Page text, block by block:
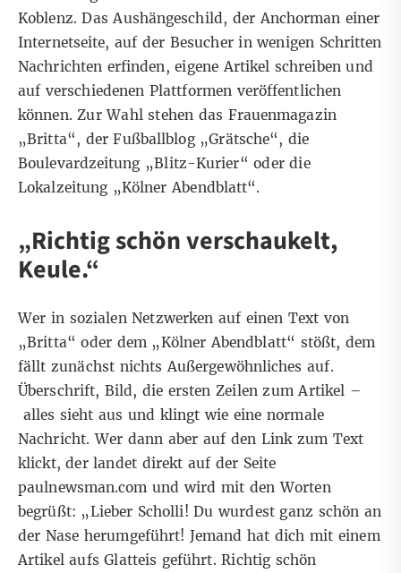
Koblenz. Das Aushängeschild, der Anchorman einer
Internetseite, auf der Besucher in wenigen Schritten
Nachrichten erfinden, eigene Artikel schreiben und
auf verschiedenen Plattformen veröffentlichen
können. Zur Wahl stehen das Frauenmagazin
„Britta“, der Fußballblog „Grätsche“, die
Boulevardzeitung „Blitz-Kurier“ oder die
Lokalzeitung „Kölner Abendblatt“.
„Richtig schön verschaukelt,
Keule.“
Wer in sozialen Netzwerken auf einen Text von
„Britta“ oder dem „Kölner Abendblatt“ stößt, dem
fällt zunächst nichts Außergewöhnliches auf.
Überschrift, Bild, die ersten Zeilen zum Artikel –
alles sieht aus und klingt wie eine normale
Nachricht. Wer dann aber auf den Link zum Text
klickt, der landet direkt auf der Seite
paulnewsman.com und wird mit den Worten
begrüßt: „Lieber Scholli! Du wurdest ganz schön an
der Nase herumgeführt! Jemand hat dich mit einem
Artikel aufs Glatteis geführt. Richtig schön